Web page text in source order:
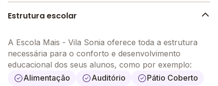
Estrutura escolar
A Escola Mais - Vila Sonia oferece toda a estrutura
necessária para o conforto e desenvolvimento
educacional dos seus alunos, como por exemplo:
Alimentação
Auditório
Pátio Coberto